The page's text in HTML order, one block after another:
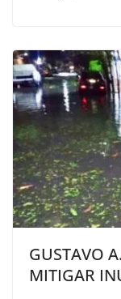
GUSTAVO
MITIGAR